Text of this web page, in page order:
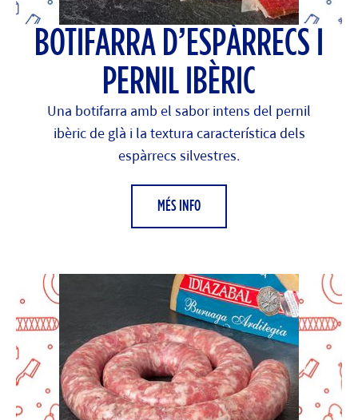
BOTIFARRA D’ESPÀRRECS I
PERNIL IBÈRIC
Una botifarra amb el sabor intens del pernil
ibèric de glà i la textura característica dels
espàrrecs silvestres.
MÉS INFO